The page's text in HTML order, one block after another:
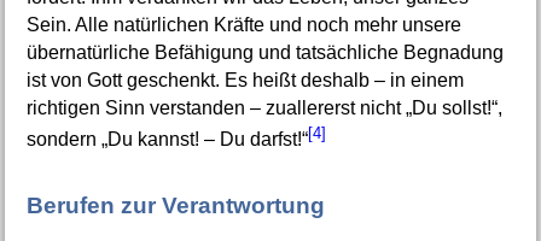
Sein. Alle natürlichen Kräfte und noch mehr unsere
übernatürliche Befähigung und tatsächliche Begnadung
ist von Gott geschenkt. Es heißt deshalb – in einem
richtigen Sinn verstanden – zuallererst nicht „Du sollst!“,
sondern „Du kannst! – Du darfst!“[4]
Berufen zur Verantwortung